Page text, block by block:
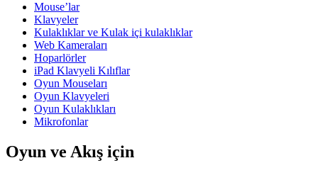
Mouse’lar
Klavyeler
Kulaklıklar ve Kulak içi kulaklıklar
Web Kameraları
Hoparlörler
iPad Klavyeli Kılıflar
Oyun Mouseları
Oyun Klavyeleri
Oyun Kulaklıkları
Mikrofonlar
Oyun ve Akış için